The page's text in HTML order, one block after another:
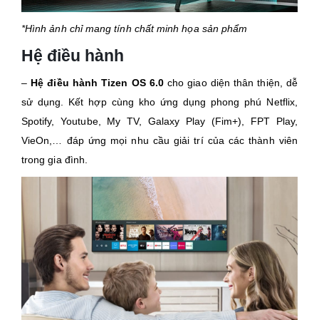
*Hình ảnh chỉ mang tính chất minh họa sản phẩm
Hệ điều hành
– Hệ điều hành Tizen OS 6.0cho giao diện thân thiện, dễ
sử dụng. Kết hợp cùng kho ứng dụng phong phú Netflix,
Spotify, Youtube, My TV, Galaxy Play (Fim+), FPT Play,
VieOn,… đáp ứng mọi nhu cầu giải trí của các thành viên
trong gia đình.